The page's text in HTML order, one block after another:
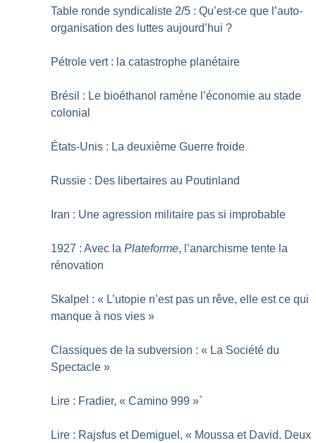
Table ronde syndicaliste 2/5 : Qu’est-ce que l’auto-
organisation des luttes aujourd’hui ?
Pétrole vert : la catastrophe planétaire
Brésil : Le bioéthanol ramène l’économie au stade
colonial
États-Unis : La deuxième Guerre froide
Russie : Des libertaires au Poutinland
Iran : Une agression militaire pas si improbable
1927 : Avec laPlateforme, l’anarchisme tente la
rénovation
Skalpel : « L’utopie n’est pas un rêve, elle est ce qui
manque à nos vies »
Classiques de la subversion : « La Société du
Spectacle »
Lire : Fradier, « Camino 999 »`
Lire : Rajsfus et Demiguel, « Moussa et David. Deux